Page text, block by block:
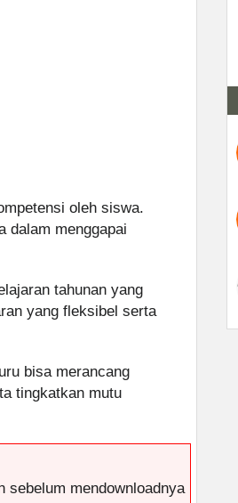
oleh siswa.
dalam menggapai
tahunan yang
yang fleksibel serta
bisa merancang
tingkatkan mutu
sebelum mendownloadnya